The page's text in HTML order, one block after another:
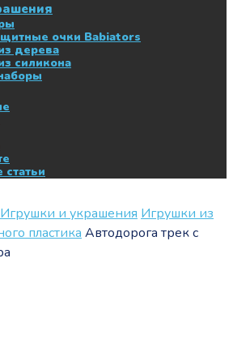
очки Babiators
дерева
силикона
Игрушки и украшения Игрушки из
пластика Автодорога трек с